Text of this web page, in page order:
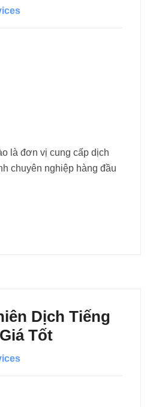
là đơn vị cung cấp dịch
chuyên nghiệp hàng đầu
Dịch Tiếng
Tốt